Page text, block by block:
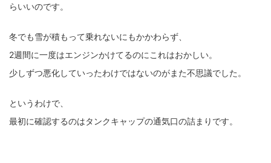
らいいのです。
冬でも雪が積もって乗れないにもかかわらず、
2週間に一度はエンジンかけてるのにこれはおかしい。
少しずつ悪化していったわけではないのがまた不思議でした。
というわけで、
最初に確認するのはタンクキャップの通気口の詰まりです。